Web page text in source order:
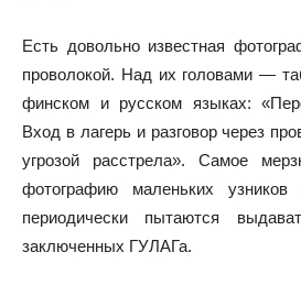
Есть довольно известная
проволокой. Над их головами —
финском и русском языках:
Вход в лагерь и разговор через
угрозой расстрела». Самое
фотографию маленьких узников
периодически пытаются
заключенных ГУЛАГа.